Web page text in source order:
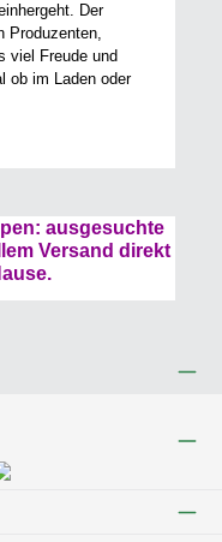
Der
Produzenten,
viel Freude und
ob im Laden oder
ausgesuchte
Versand direkt